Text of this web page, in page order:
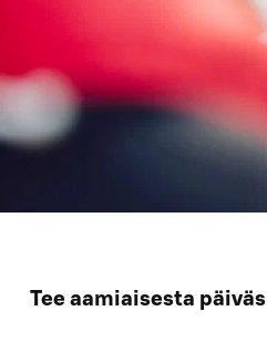
Tee aamiaisesta